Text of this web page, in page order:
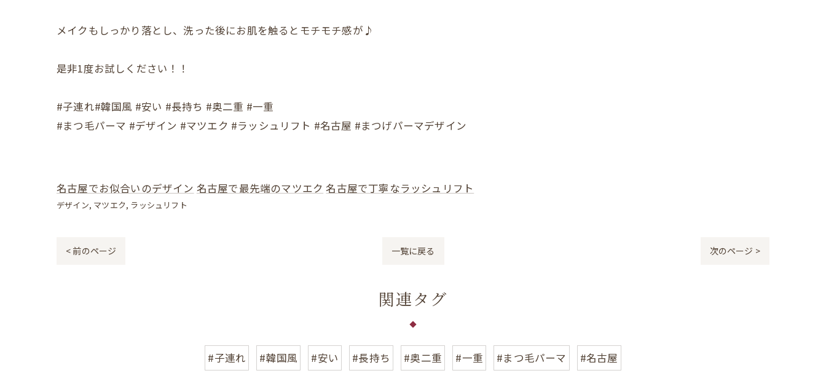
メイクもしっかり落とし、洗った後にお肌を触るとモチモチ感が♪
是非1度お試しください！！
#子連れ#韓国風 #安い #長持ち #奥二重 #一重
#まつ毛パーマ #デザイン #マツエク #ラッシュリフト #名古屋 #まつげパーマデザイン
名古屋でお似合いのデザイン 名古屋で最先端のマツエク 名古屋で丁寧なラッシュリフト
デザイン マツエク ラッシュリフト
< 前のページ 一覧に戻る 次のページ >
関連タグ
#子連れ #韓国風 #安い #長持ち #奥二重 #一重 #まつ毛パーマ #名古屋